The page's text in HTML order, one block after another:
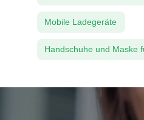
Mobile Ladegeräte
Handschuhe und Maske